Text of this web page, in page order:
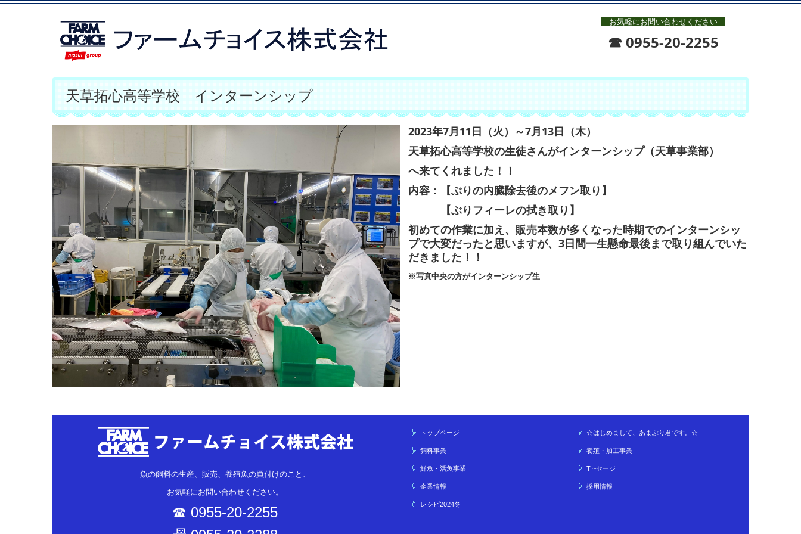
お気軽にお問い合わせください
☎ 0955-20-2255
天草拓心高等学校 インターンシップ
2023年7月11日（火）～7月13日（木）
天草拓心高等学校の生徒さんがインターンシップ（天草事業部）
へ来てくれました！！
内容：【ぶりの内臓除去後のメフン取り】
【ぶりフィーレの拭き取り】
初めての作業に加え、販売本数が多くなった時期でのインターンシッ
プで大変だったと思いますが、3日間一生懸命最後まで取り組んでいた
だきました！！
※写真中央の方がインターンシップ生
魚の飼料の生産、販売、養殖魚の買付けのこと、
お気軽にお問い合わせください。
☎ 0955-20-2255
トップページ ☆はじめまして、あまぶり君です。☆
飼料事業 養殖・加工事業
鮮魚・活魚事業 T ~セージ
企業情報 採用情報
レシピ2024冬